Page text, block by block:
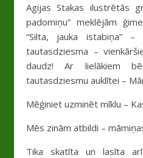
Agijas Stakas ilustrētās
padomiņu” meklējām
“Silta, jauka istabiņa”
tautasdziesma –
daudz! Ar lielākiem
tautasdziesmu auklītei –
Mēģiniet uzminēt mīklu –
Mēs zinām atbildi –
Tika skatīta un lasīta